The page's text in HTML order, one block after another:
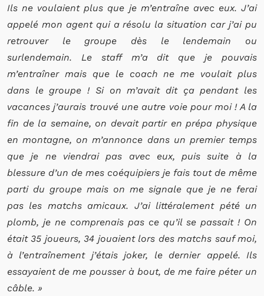
Ils ne voulaient plus que je m’entraîne avec eux. J’ai
appelé mon agent qui a résolu la situation car j’ai pu
retrouver le groupe dès le lendemain ou
surlendemain. Le staff m’a dit que je pouvais
m’entraîner mais que le coach ne me voulait plus
dans le groupe ! Si on m’avait dit ça pendant les
vacances j’aurais trouvé une autre voie pour moi ! A la
fin de la semaine, on devait partir en prépa physique
en montagne, on m’annonce dans un premier temps
que je ne viendrai pas avec eux, puis suite à la
blessure d’un de mes coéquipiers je fais tout de même
parti du groupe mais on me signale que je ne ferai
pas les matchs amicaux. J’ai littéralement pété un
plomb, je ne comprenais pas ce qu’il se passait ! On
était 35 joueurs, 34 jouaient lors des matchs sauf moi,
à l’entraînement j’étais joker, le dernier appelé. Ils
essayaient de me pousser à bout, de me faire péter un
câble. »